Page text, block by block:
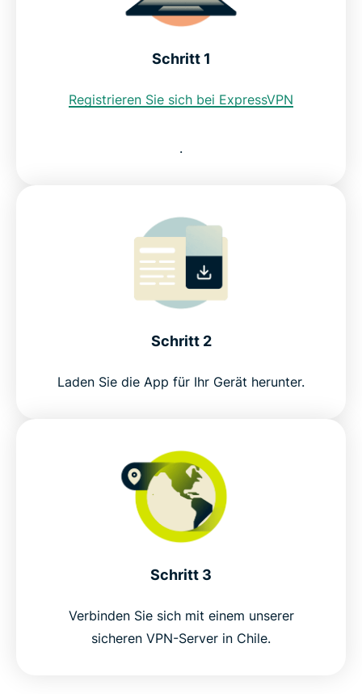
Kann ich ein kostenloses VPN nutzen, um eine
Testen Sie ein Chile-VPN risikofrei
Schritt 1
Registrieren Sie sich bei ExpressVPN
.
Schritt 2
Laden Sie die App für Ihr Gerät herunter.
Schritt 3
Verbinden Sie sich mit einem unserer
sicheren VPN-Server in Chile.